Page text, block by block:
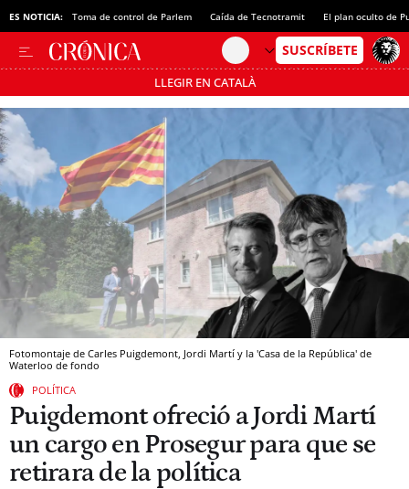
ES NOTICIA:
médicos Toma de control de Parlem Caída de Tecnotramit El plan oculto de
LLEGIR EN CATALÀ
Pásate al MODO AHORRO
Fotomontaje de Carles Puigdemont, Jordi Martí y la 'Casa de la República' de
Waterloo de fondo
POLÍTICA
Puigdemont ofreció a Jordi Martí
un cargo en Prosegur para que se
retirara de la política